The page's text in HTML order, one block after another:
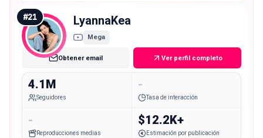
#21 LyannaKea
Mega
Obtener email Ver perfil completo
4.1M
Seguidores
-
Tasa de interacción
-
Reproducciones medias
$12.2K+
Estimación por publicación